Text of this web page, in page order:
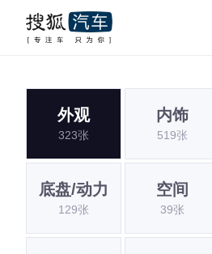
外观
323张
内饰
519张
底盘/动力
129张
空间
39张